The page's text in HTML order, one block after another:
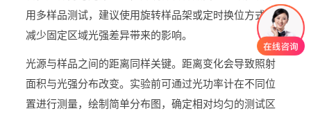
用多样品测试，建议使用旋转样品架或定时换位方式，
减少固定区域光强差异带来的影响。
光源与样品之间的距离同样关键。距离变化会导致照射
面积与光强分布改变。实验前可通过光功率计在不同位
置进行测量，绘制简单分布图，确定相对均匀的测试区